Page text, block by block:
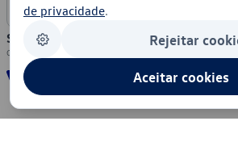
Segurança
de privacidade.
Rejeitar
Aceitar cookies